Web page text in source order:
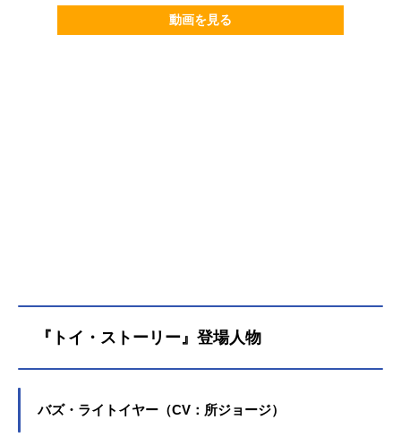
動画を見る
『トイ・ストーリー』登場人物
バズ・ライトイヤー（CV：所ジョージ）